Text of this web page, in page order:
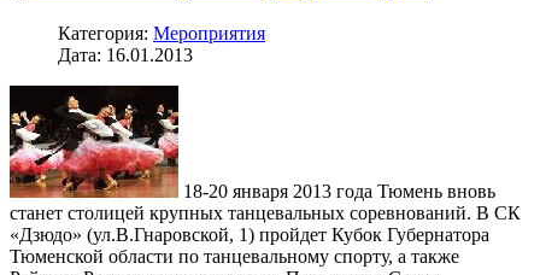
Категория: Мероприятия
Дата: 16.01.2013
18-20 января 2013 года Тюмень вновь
станет столицей крупных танцевальных соревнований. В СК
«Дзюдо» (ул.В.Гнаровской, 1) пройдет Кубок Губернатора
Тюменской области по танцевальному спорту, а также